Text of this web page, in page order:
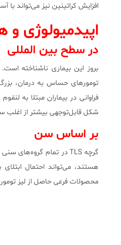
افزایش کراتینین نیز می‌تواند
اپیدمیولوژی
در سطح بین المللی
بروز این بیماری ناشناخته
تومورهای حساس به درمان،
شکل قابل‌توجهی بیشتر از اغلب سندرم‌های
بر اساس سن
گرچه TLS در تمام گروه‌های سنی مشاهده می‌شود، حضور در بازه‌های خاص که زمینۀ ابتلا به
هستند، می‌تواند احتمال
محصولات فرعی حاصل از لیز